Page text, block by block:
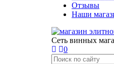
Отзывы
Наши
Сеть винных
0